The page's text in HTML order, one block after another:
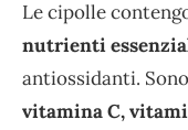
Le cipolle
nutrienti
antiossidanti.
vitamina C,